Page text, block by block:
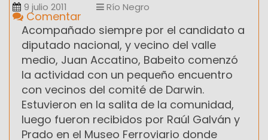
9 julio 2011 Río Negro
Comentar
Acompañado siempre por el candidato a
diputado nacional, y vecino del valle
medio, Juan Accatino, Babeito comenzó
la actividad con un pequeño encuentro
con vecinos del comité de Darwin.
Estuvieron en la salita de la comunidad,
luego fueron recibidos por Raúl Galván y
Prado en el Museo Ferroviario donde